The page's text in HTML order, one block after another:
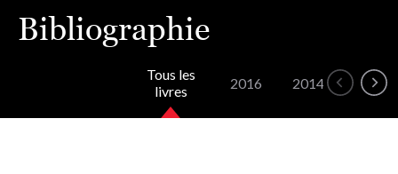
Bibliographie
Tous les
livres
2016 2014 2010